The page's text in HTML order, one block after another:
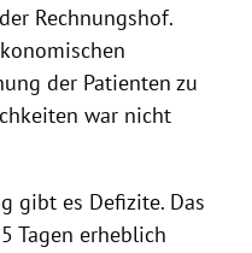
Rechnungshof.
der Patienten zu
war nicht
gibt es Defizite. Das
Tagen erheblich